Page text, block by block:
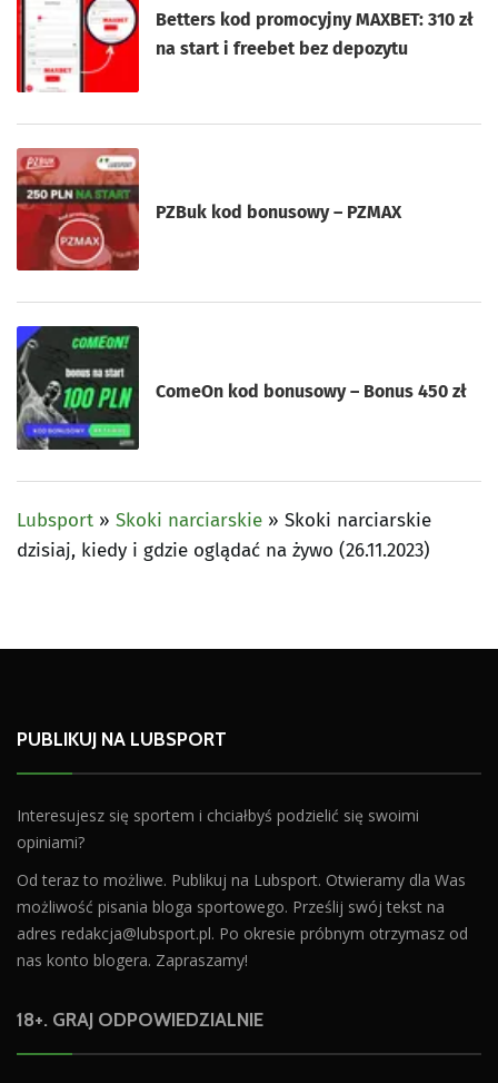
Betters kod promocyjny MAXBET: 310 zł
na start i freebet bez depozytu
PZBuk kod bonusowy – PZMAX
ComeOn kod bonusowy – Bonus 450 zł
Lubsport » Skoki narciarskie » Skoki narciarskie
dzisiaj, kiedy i gdzie oglądać na żywo (26.11.2023)
PUBLIKUJ NA LUBSPORT
Interesujesz się sportem i chciałbyś podzielić się swoimi
opiniami?
Od teraz to możliwe. Publikuj na Lubsport. Otwieramy dla Was
możliwość pisania bloga sportowego. Prześlij swój tekst na
adres redakcja@lubsport.pl. Po okresie próbnym otrzymasz od
nas konto blogera. Zapraszamy!
18+. GRAJ ODPOWIEDZIALNIE